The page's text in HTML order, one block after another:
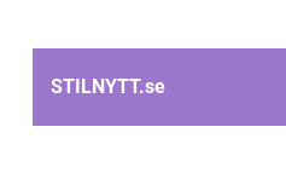
STILNYTT.se